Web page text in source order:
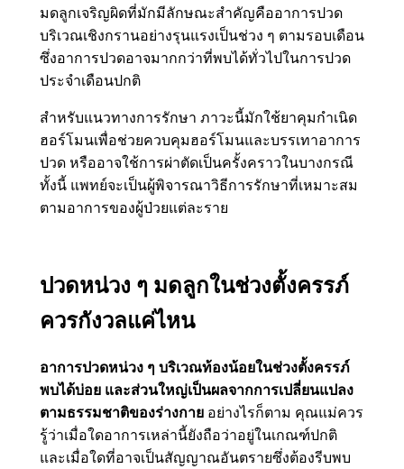
มดลูกเจริญผิดที่มักมีลักษณะสำคัญคืออาการปวด
บริเวณเชิงกรานอย่างรุนแรงเป็นช่วง ๆ ตามรอบเดือน
ซึ่งอาการปวดอาจมากกว่าที่พบได้ทั่วไปในการปวด
ประจำเดือนปกติ
สำหรับแนวทางการรักษา ภาวะนี้มักใช้ยาคุมกำเนิด
ฮอร์โมนเพื่อช่วยควบคุมฮอร์โมนและบรรเทาอาการ
ปวด หรืออาจใช้การผ่าตัดเป็นครั้งคราวในบางกรณี
ทั้งนี้ แพทย์จะเป็นผู้พิจารณาวิธีการรักษาที่เหมาะสม
ตามอาการของผู้ป่วยแต่ละราย
ปวดหน่วง ๆ มดลูกในช่วงตั้งครรภ์
ควรกังวลแค่ไหน
อาการปวดหน่วง ๆ บริเวณท้องน้อยในช่วงตั้งครรภ์
พบได้บ่อย และส่วนใหญ่เป็นผลจากการเปลี่ยนแปลง
ตามธรรมชาติของร่างกายอย่างไรก็ตาม คุณแม่ควร
รู้ว่าเมื่อใดอาการเหล่านี้ยังถือว่าอยู่ในเกณฑ์ปกติ
และเมื่อใดที่อาจเป็นสัญญาณอันตรายซึ่งต้องรีบพบ